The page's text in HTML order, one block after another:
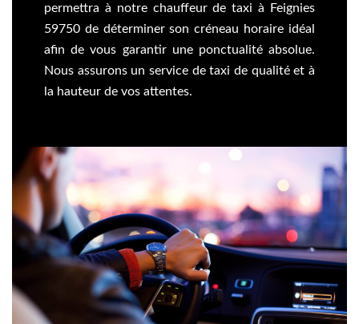
permettra à notre chauffeur de taxi à Feignies
59750 de déterminer son créneau horaire idéal
afin de vous garantir une ponctualité absolue.
Nous assurons un service de taxi de qualité et à
la hauteur de vos attentes.